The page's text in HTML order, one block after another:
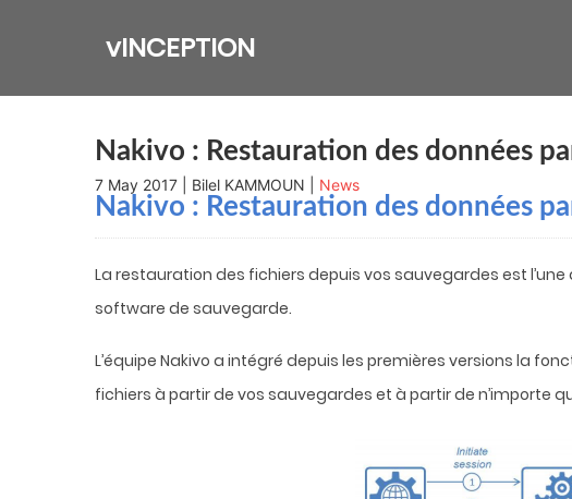
vINCEPTION
Nakivo : Restauration des données
7 May 2017 | Bilel KAMMOUN | News
Nakivo : Restauration des données
La restauration des fichiers depuis vos sauvegardes est
software de sauvegarde.
L’équipe Nakivo a intégré depuis les premières versions la
fichiers à partir de vos sauvegardes et à partir de n’importe